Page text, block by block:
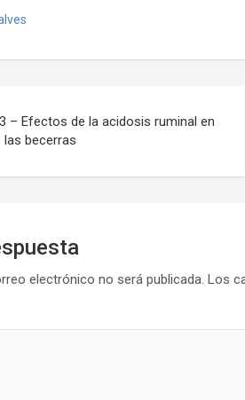
– Efectos de la acidosis ruminal en
las becerras
electrónico no será publicada. Los